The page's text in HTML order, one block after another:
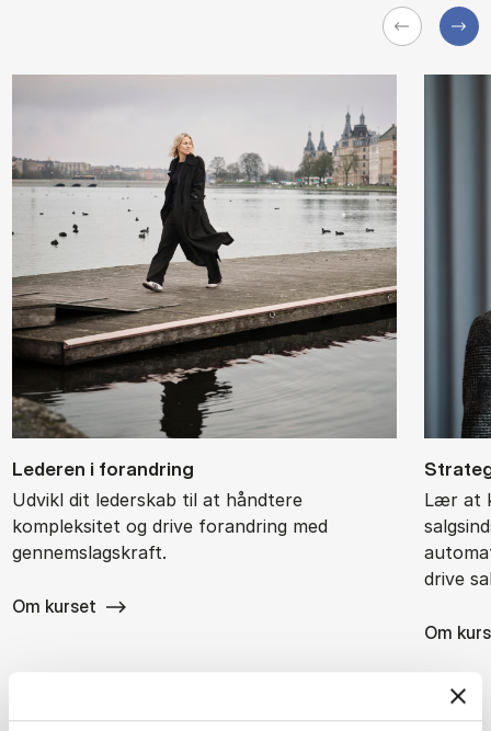
Le­de­ren i for­an­dring
Udvikl dit lederskab til at håndtere
kompleksitet og drive forandring med
gennemslagskraft.
Om kurset
Lær at
drive
Om